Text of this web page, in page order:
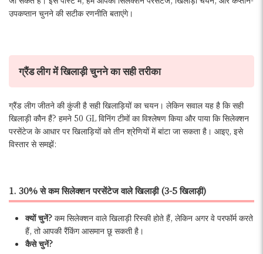
उपकप्तान चुनने की सटीक रणनीति बताएंगे।
ग्रैंड लीग में खिलाड़ी चुनने का सही तरीका
ग्रैंड लीग जीतने की कुंजी है सही खिलाड़ियों का चयन। लेकिन सवाल यह है कि सही
खिलाड़ी कौन हैं? हमने 50 GL विनिंग टीमों का विश्लेषण किया और पाया कि सिलेक्शन
परसेंटेज के आधार पर खिलाड़ियों को तीन श्रेणियों में बांटा जा सकता है। आइए, इसे
विस्तार से समझें:
1. 30% से कम सिलेक्शन परसेंटेज वाले खिलाड़ी (3-5 खिलाड़ी)
क्यों चुनें? कम सिलेक्शन वाले खिलाड़ी रिस्की होते हैं, लेकिन अगर वे परफॉर्म करते
हैं, तो आपकी रैंकिंग आसमान छू सकती है।
कैसे चुनें?